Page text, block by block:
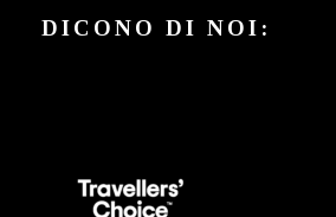
DICONO DI NOI: